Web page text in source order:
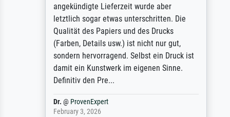
angekündigte Lieferzeit wurde aber
letztlich sogar etwas unterschritten. Die
Qualität des Papiers und des Drucks
(Farben, Details usw.) ist nicht nur gut,
sondern hervorragend. Selbst ein Druck ist
damit ein Kunstwerk im eigenen Sinne.
Definitiv den Pre...
@ProvenExpert
February 3, 2026